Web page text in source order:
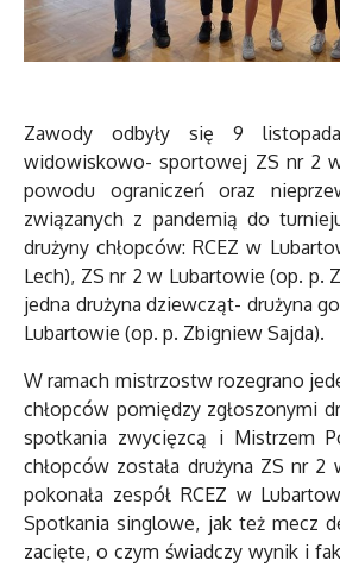
Zawody odbyły się 9
widowiskowo- sportowej ZS nr
powodu ograniczeń oraz
związanych z pandemią do
drużyny chłopców: RCEZ w
Lech), ZS nr 2 w Lubartowie (op. p.
jedna drużyna dziewcząt- drużyna
Lubartowie (op. p. Zbigniew Sajda).
W ramach mistrzostw rozegrano
chłopców pomiędzy zgłoszonymi
spotkania zwycięzcą i Mistrzem
chłopców została drużyna ZS nr 2
pokonała zespół RCEZ w
Spotkania singlowe, jak też mecz
zacięte, o czym świadczy wynik i